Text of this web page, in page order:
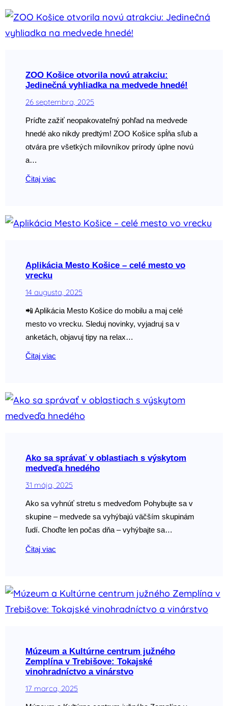
ZOO Košice otvorila novú atrakciu:
Jedinečná vyhliadka na medvede hnedé!
26 septembra, 2025
Príďte zažiť neopakovateľný pohľad na medvede
hnedé ako nikdy predtým! ZOO Košice spĺňa sľub a
otvára pre všetkých milovníkov prírody úplne novú
a…
Čitaj viac
Aplikácia Mesto Košice – celé mesto vo
vrecku
14 augusta, 2025
📲 Aplikácia Mesto Košice do mobilu a maj celé
mesto vo vrecku. Sleduj novinky, vyjadruj sa v
anketách, objavuj tipy na relax…
Čitaj viac
Ako sa správať v oblastiach s výskytom
medveďa hnedého
31 mája, 2025
Ako sa vyhnúť stretu s medveďom Pohybujte sa v
skupine – medvede sa vyhýbajú väčším skupinám
ľudí. Choďte len počas dňa – vyhýbajte sa…
Čitaj viac
Múzeum a Kultúrne centrum južného
Zemplína v Trebišove: Tokajské
vinohradníctvo a vinárstvo
17 marca, 2025